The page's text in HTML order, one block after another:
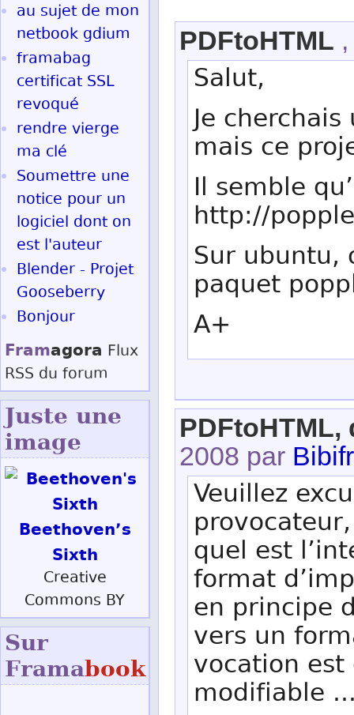
PDFtoHTML
Salut,
Je
mais ce
Il semble
http://
Sur ubuntu,
paquet
A+
PDFtoHTML,
2008 par
Veuillez
quel est
format
en principe
vers un
vocation
modifiable
au sujet de mon
netbook gdium
framabag
certificat SSL
revoqué
rendre vierge
ma clé
Soumettre une
notice pour un
logiciel dont on
est l'auteur
Blender - Projet
Gooseberry
Bonjour
Framagora Flux
RSS du forum
Juste une
image
Beethoven’s
Sixth
Creative
Commons BY
Sur
Framabook